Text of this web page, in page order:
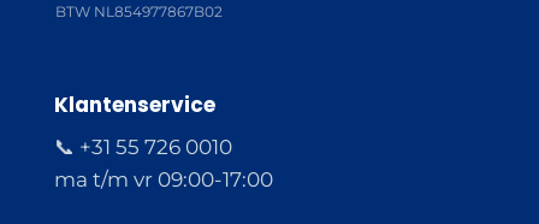
BTW NL854977867B02
Klantenservice
📞 +31 55 726 0010
ma t/m vr 09:00-17:00